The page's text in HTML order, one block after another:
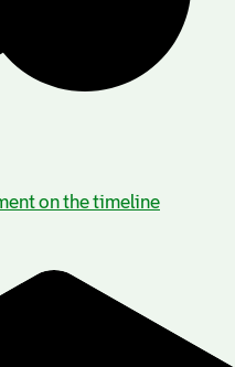
on the timeline